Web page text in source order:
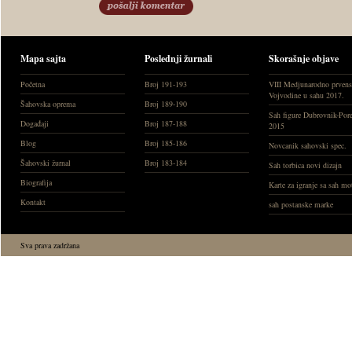
Mapa sajta
Početna
Šahovska oprema
Događaji
Blog
Šahovski žurnal
Biografija
Kontakt
Poslednji žurnali
Broj 191-193
Broj 189-190
Broj 187-188
Broj 185-186
Broj 183-184
Skorašnje objave
VIII Medjunarodno
Vojvodine u sahu 2017.
Sah figure Dubrovnik-
2015
Novcanik sahovski spec.
Sah torbica novi dizajn
Karte za igranje sa sah
sah postanske marke
Sva prava zadržana